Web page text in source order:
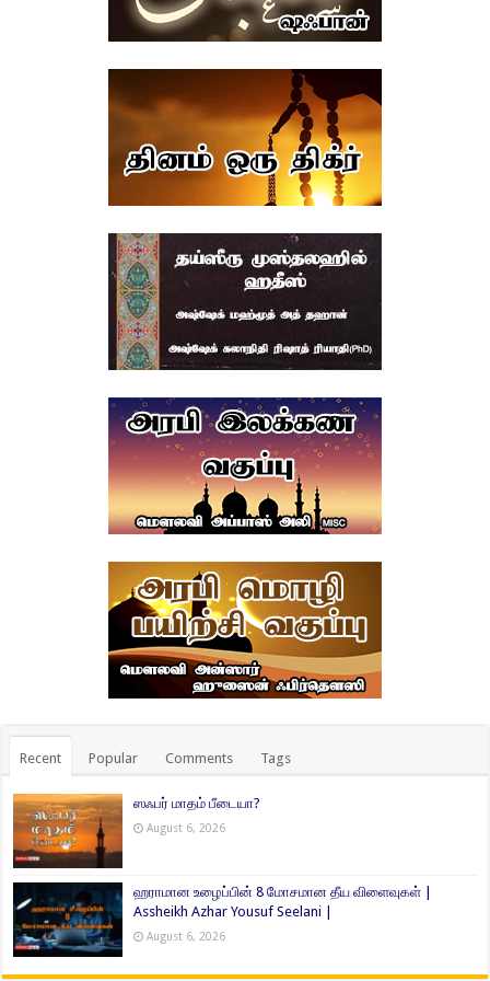
Recent Popular Comments Tags
ஸஃபர் மாதம் பீடையா?
August 6, 2026
ஹராமான உழைப்பின் 8 மோசமான தீய விளைவுகள் |
Assheikh Azhar Yousuf Seelani |
August 6, 2026